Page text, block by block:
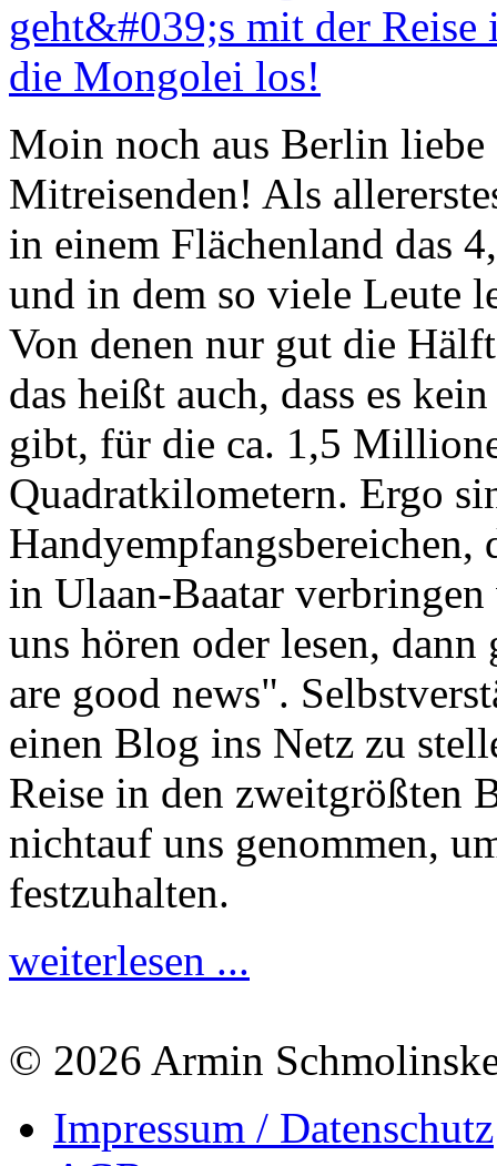
Moin noch aus Berlin
Mitreisenden! Als
in einem Flächenland das
und in dem so viele Leute
Von denen nur gut die
das heißt auch, dass es
gibt, für die ca. 1,5
Quadratkilometern. Ergo
in Ulaan-Baatar
uns hören oder lesen,
are good news".
einen Blog ins Netz zu
Reise in den zweitgrößten
nichtauf uns genommen,
festzuhalten.
weiterlesen ...
© 2026 Armin
Impressum / Datenschutz